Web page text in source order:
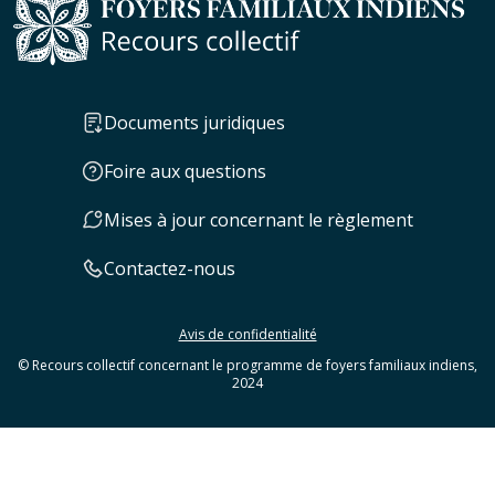
Documents juridiques
Foire aux questions
Mises à jour concernant le règlement
Contactez-nous
Avis de confidentialité
© Recours collectif concernant le programme de foyers familiaux indiens,
2024